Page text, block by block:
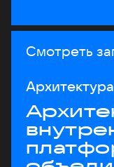
Смотреть